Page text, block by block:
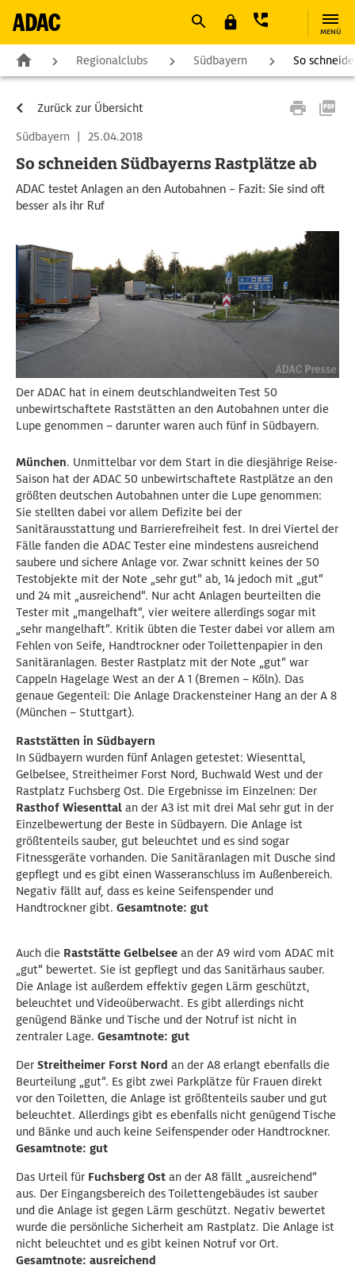
MENÜ
Regionalclubs Südbayern So
Zurück zur Übersicht
Südbayern | 25.04.2018
So schneiden Südbayerns Rastplätze ab
ADAC testet Anlagen an den Autobahnen – Fazit: Sie sind oft
besser als ihr Ruf
Der ADAC hat in einem deutschlandweiten Test 50
unbewirtschaftete Raststätten an den Autobahnen unter die
Lupe genommen – darunter waren auch fünf in Südbayern.
München. Unmittelbar vor dem Start in die diesjährige Reise-
Saison hat der ADAC 50 unbewirtschaftete Rastplätze an den
größten deutschen Autobahnen unter die Lupe genommen:
Sie stellten dabei vor allem Defizite bei der
Sanitärausstattung und Barrierefreiheit fest. In drei Viertel der
Fälle fanden die ADAC Tester eine mindestens ausreichend
saubere und sichere Anlage vor. Zwar schnitt keines der 50
Testobjekte mit der Note „sehr gut“ ab, 14 jedoch mit „gut“
und 24 mit „ausreichend“. Nur acht Anlagen beurteilten die
Tester mit „mangelhaft“, vier weitere allerdings sogar mit
„sehr mangelhaft“. Kritik übten die Tester dabei vor allem am
Fehlen von Seife, Handtrockner oder Toilettenpapier in den
Sanitäranlagen. Bester Rastplatz mit der Note „gut“ war
Cappeln Hagelage West an der A 1 (Bremen – Köln). Das
genaue Gegenteil: Die Anlage Drackensteiner Hang an der A 8
(München – Stuttgart).
Raststätten in Südbayern
In Südbayern wurden fünf Anlagen getestet: Wiesenttal,
Gelbelsee, Streitheimer Forst Nord, Buchwald West und der
Rastplatz Fuchsberg Ost. Die Ergebnisse im Einzelnen: Der
Rasthof Wiesenttal an der A3 ist mit drei Mal sehr gut in der
Einzelbewertung der Beste in Südbayern. Die Anlage ist
größtenteils sauber, gut beleuchtet und es sind sogar
Fitnessgeräte vorhanden. Die Sanitäranlagen mit Dusche sind
gepflegt und es gibt einen Wasseranschluss im Außenbereich.
Negativ fällt auf, dass es keine Seifenspender und
Handtrockner gibt. Gesamtnote: gut
Auch die Raststätte Gelbelsee an der A9 wird vom ADAC mit
„gut“ bewertet. Sie ist gepflegt und das Sanitärhaus sauber.
Die Anlage ist außerdem effektiv gegen Lärm geschützt,
beleuchtet und Videoüberwacht. Es gibt allerdings nicht
genügend Bänke und Tische und der Notruf ist nicht in
zentraler Lage. Gesamtnote: gut
DerStreitheimer Forst Nord an der A8 erlangt ebenfalls die
Beurteilung „gut“. Es gibt zwei Parkplätze für Frauen direkt
vor den Toiletten, die Anlage ist größtenteils sauber und gut
beleuchtet. Allerdings gibt es ebenfalls nicht genügend Tische
und Bänke und auch keine Seifenspender oder Handtrockner.
Gesamtnote: gut
Das Urteil für Fuchsberg Ost an der A8 fällt „ausreichend“
aus. Der Eingangsbereich des Toilettengebäudes ist sauber
und die Anlage ist gegen Lärm geschützt. Negativ bewertet
wurde die persönliche Sicherheit am Rastplatz. Die Anlage ist
nicht beleuchtet und es gibt keinen Notruf vor Ort.
Gesamtnote: ausreichend